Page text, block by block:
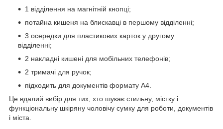
1 відділення на магнітній кнопці;
потайна кишеня на блискавці в першому відділенні;
3 осередки для пластикових карток у другому
відділенні;
2 накладні кишені для мобільних телефонів;
2 тримачі для ручок;
підходить для документів формату А4.
Це вдалий вибір для тих, хто шукає стильну, містку і
функціональну шкіряну чоловічу сумку для роботи, документів
і міста.